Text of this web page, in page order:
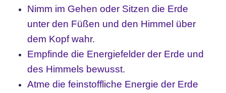
Nimm im Gehen oder Sitzen die Erde
unter den Füßen und den Himmel über
dem Kopf wahr.
Empfinde die Energiefelder der Erde und
des Himmels bewusst.
Atme die feinstoffliche Energie der Erde